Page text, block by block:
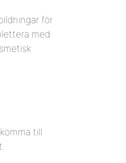
för
med
till